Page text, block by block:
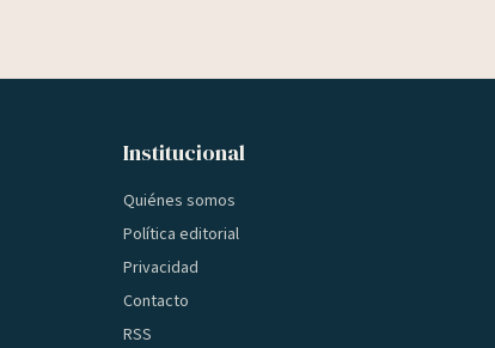
Institucional
Quiénes somos
Política editorial
Privacidad
Contacto
RSS